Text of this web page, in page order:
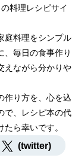
料理レシピサイ
庭料理をシンプル
、毎日の食事作り
えながら分かりや
作り方を、心を込
で、レシピ本の代
ら幸いです。
(twitter)